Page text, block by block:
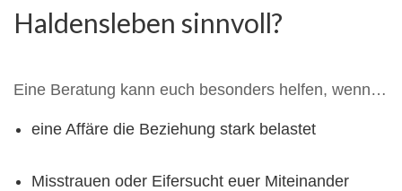
Haldensleben sinnvoll?
Eine Beratung kann euch besonders helfen, wenn…
eine Affäre die Beziehung stark belastet
Misstrauen oder Eifersucht euer Miteinander